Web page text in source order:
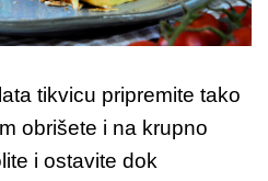
tikvicu pripremite tako
obrišete i na krupno
i ostavite dok